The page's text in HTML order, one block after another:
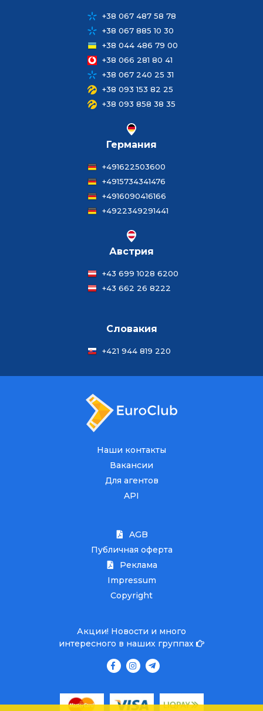
+38 067 487 58 78
+38 067 885 10 30
+38 044 486 79 00
+38 066 281 80 41
+38 067 240 25 31
+38 093 153 82 25
+38 093 858 38 35
Германия
+491622503600
+4915734341476
+4916090416166
+4922349291441
Австрия
+43 699 1028 6200
+43 662 26 8222
Словакия
+421 944 819 220
Наши контакты
Вакансии
Для агентов
API
AGB
Публичная оферта
Реклама
Impressum
Copyright
Акции! Новости и много
интересного в наших группах